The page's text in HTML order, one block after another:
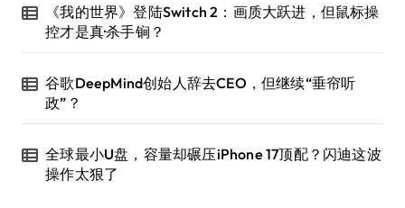
《我的世界》登陆Switch 2：画质大跃进，但鼠标操
控才是真·杀手锏？
谷歌DeepMind创始人辞去CEO，但继续“垂帘听
政”？
全球最小U盘，容量却碾压iPhone 17顶配？闪迪这波
操作太狠了